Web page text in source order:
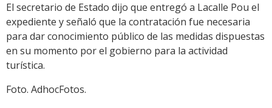
El secretario de Estado dijo que entregó a Lacalle Pou el
expediente y señaló que la contratación fue necesaria
para dar conocimiento público de las medidas dispuestas
en su momento por el gobierno para la actividad
turística.
Foto. AdhocFotos.